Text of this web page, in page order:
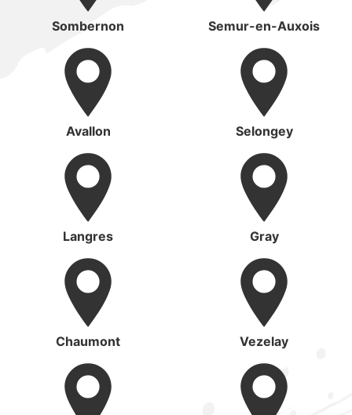
Sombernon Semur-en-Auxois
Avallon Selongey
Langres Gray
Chaumont Vezelay